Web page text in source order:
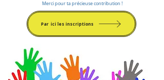
Merci pour ta précieuse contribution !
Par ici les inscriptions